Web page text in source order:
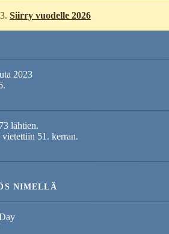
Siirry vuodelle 2026
2023
lähtien.
51. kerran.
NIMELLÄ